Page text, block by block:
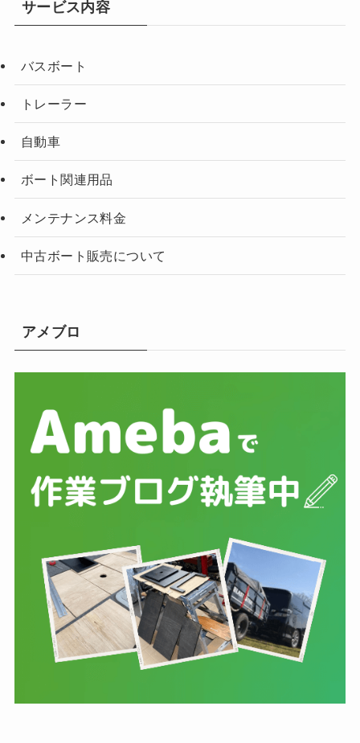
サービス内容
バスボート
トレーラー
自動車
ボート関連用品
メンテナンス料金
中古ボート販売について
アメブロ